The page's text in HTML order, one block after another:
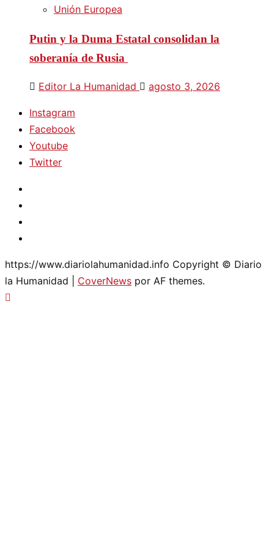
Unión Europea
Putin y la Duma Estatal consolidan la
soberanía de Rusia
Editor La Humanidad agosto 3, 2026
Instagram
Facebook
Youtube
Twitter
https://www.diariolahumanidad.info Copyright © Diario
la Humanidad
CoverNews por AF themes.